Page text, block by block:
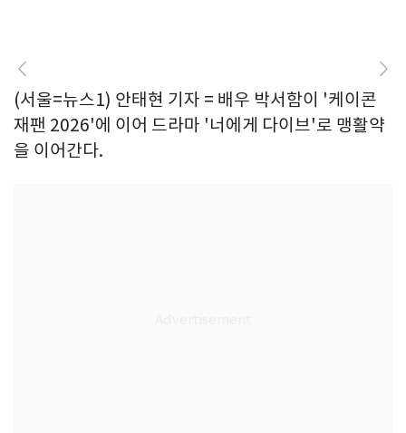
(서울=뉴스1) 안태현 기자 = 배우 박서함이 '케이콘
재팬 2026'에 이어 드라마 '너에게 다이브'로 맹활약
을 이어간다.